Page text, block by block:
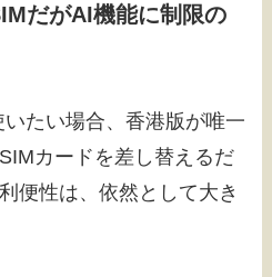
だがAI機能に制限の
たい場合、香港版が唯一
カードを差し替えるだ
便性は、依然として大き